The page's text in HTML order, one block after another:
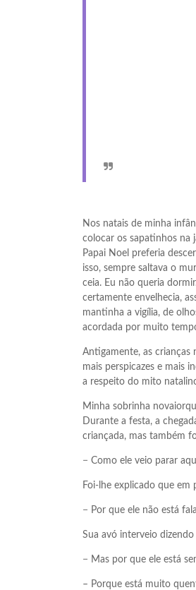
Nos natais de minha
colocar os sapatinhos na
Papai Noel preferia
isso, sempre saltava o
ceia. Eu não queria
certamente envelhecia,
mantinha a vigília, de
acordada por muito
Antigamente, as crianças
mais perspicazes e mais
a respeito do mito
Minha sobrinha
Durante a festa, a
criançada, mas também
− Como ele veio parar
Foi-lhe explicado que em
− Por que ele não está
Sua avó interveio
− Mas por que ele está
– Porque está muito